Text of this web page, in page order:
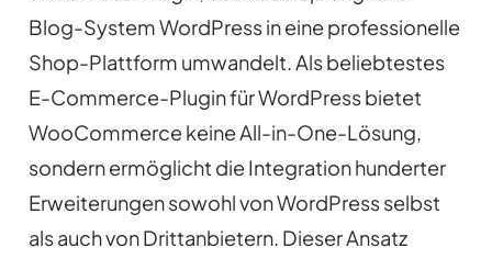
Blog-System WordPress in eine professionelle
Shop-Plattform umwandelt. Als beliebtestes
E-Commerce-Plugin für WordPress bietet
WooCommerce keine All-in-One-Lösung,
sondern ermöglicht die Integration hunderter
Erweiterungen sowohl von WordPress selbst
als auch von Drittanbietern. Dieser Ansatz